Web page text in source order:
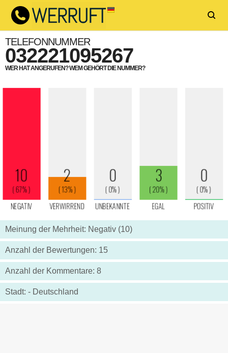
TELEFONNUMMER
032221095267
WER HAT ANGERUFEN? WEM GEHÖRT DIE NUMMER?
Meinung der Mehrheit: Negativ (10)
Anzahl der Bewertungen: 15
Anzahl der Kommentare: 8
Stadt: - Deutschland